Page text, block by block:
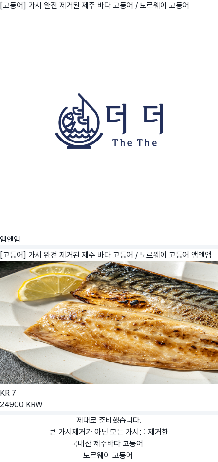
[고등어] 가시 완전 제거된 제주 바다 고등어 / 노르웨이 고등어
앰엔앰
[고등어] 가시 완전 제거된 제주 바다 고등어 / 노르웨이 고등어 앰엔앰
KR 7
24900 KRW
제대로 준비했습니다.
큰 가시제거가 아닌 모든 가시를 제거한
국내산 제주바다 고등어
노르웨이 고등어